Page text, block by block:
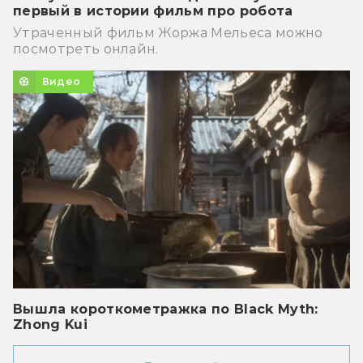
первый в истории фильм про робота
Утраченный фильм Жоржа Мельеса можно
посмотреть онлайн.
Видео
Вышла короткометражка по Black Myth:
Zhong Kui